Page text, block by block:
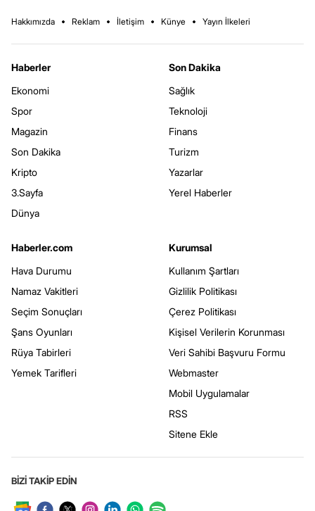
Hakkımızda Reklam İletişim Künye Yayın İlkeleri
Haberler
Ekonomi
Spor
Magazin
Son Dakika
Kripto
3.Sayfa
Dünya
Son Dakika
Sağlık
Teknoloji
Finans
Turizm
Yazarlar
Yerel Haberler
Haberler.com
Hava Durumu
Namaz Vakitleri
Seçim Sonuçları
Şans Oyunları
Rüya Tabirleri
Yemek Tarifleri
Kurumsal
Kullanım Şartları
Gizlilik Politikası
Çerez Politikası
Kişisel Verilerin Korunması
Veri Sahibi Başvuru Formu
Webmaster
Mobil Uygulamalar
RSS
Sitene Ekle
BİZİ TAKİP EDİN